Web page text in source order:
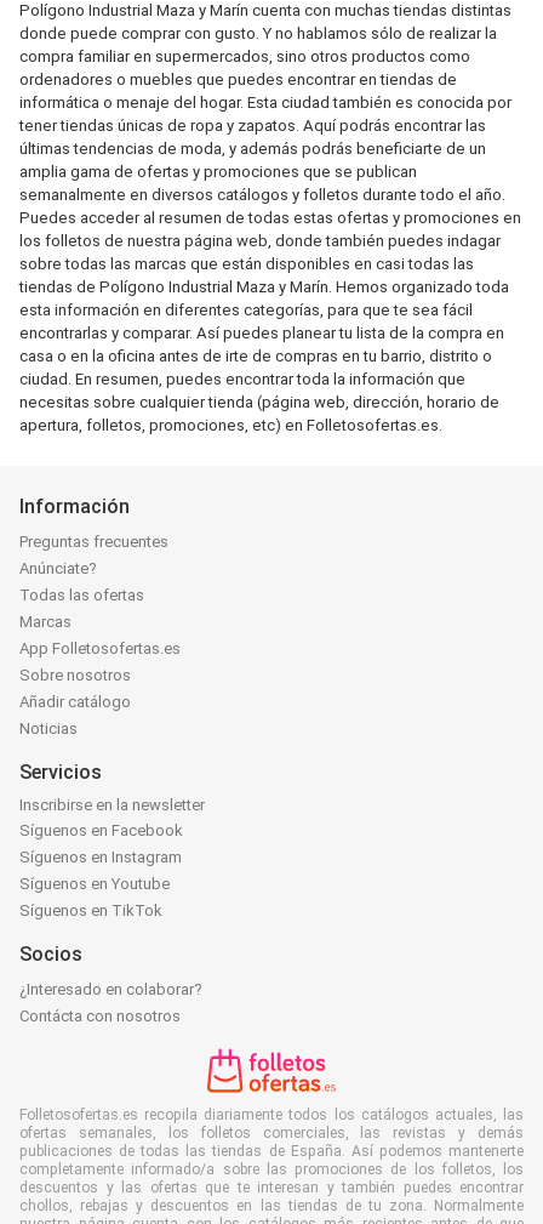
Polígono Industrial Maza y Marín cuenta con muchas tiendas distintas
donde puede comprar con gusto. Y no hablamos sólo de realizar la
compra familiar en supermercados, sino otros productos como
ordenadores o muebles que puedes encontrar en tiendas de
informática o menaje del hogar. Esta ciudad también es conocida por
tener tiendas únicas de ropa y zapatos. Aquí podrás encontrar las
últimas tendencias de moda, y además podrás beneficiarte de un
amplia gama de ofertas y promociones que se publican
semanalmente en diversos catálogos y folletos durante todo el año.
Puedes acceder al resumen de todas estas ofertas y promociones en
los folletos de nuestra página web, donde también puedes indagar
sobre todas las marcas que están disponibles en casi todas las
tiendas de Polígono Industrial Maza y Marín. Hemos organizado toda
esta información en diferentes categorías, para que te sea fácil
encontrarlas y comparar. Así puedes planear tu lista de la compra en
casa o en la oficina antes de irte de compras en tu barrio, distrito o
ciudad. En resumen, puedes encontrar toda la información que
necesitas sobre cualquier tienda (página web, dirección, horario de
apertura, folletos, promociones, etc) en Folletosofertas.es.
Información
Preguntas frecuentes
Anúnciate?
Todas las ofertas
Marcas
App Folletosofertas.es
Sobre nosotros
Añadir catálogo
Noticias
Servicios
Inscribirse en la newsletter
Síguenos en Facebook
Síguenos en Instagram
Síguenos en Youtube
Síguenos en TikTok
Socios
¿Interesado en colaborar?
Contácta con nosotros
Folletosofertas.es recopila diariamente todos los catálogos actuales, las
ofertas semanales, los folletos comerciales, las revistas y demás
publicaciones de todas las tiendas de España. Así podemos mantenerte
completamente informado/a sobre las promociones de los folletos, los
descuentos y las ofertas que te interesan y también puedes encontrar
chollos, rebajas y descuentos en las tiendas de tu zona. Normalmente